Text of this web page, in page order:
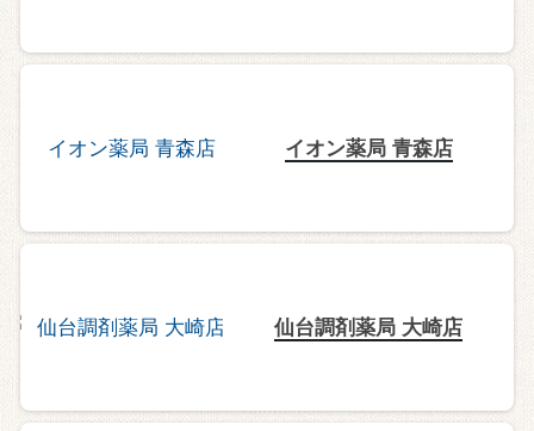
イオン薬局 青森店
仙台調剤薬局 大崎店